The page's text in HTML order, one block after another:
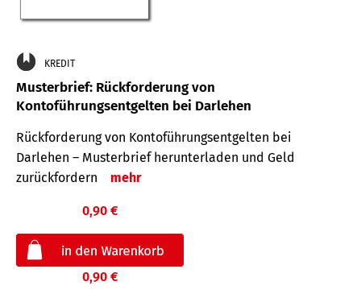
KREDIT
Musterbrief: Rückforderung von
Kontoführungsentgelten bei Darlehen
Rückforderung von Kontoführungsentgelten bei
Darlehen – Musterbrief herunterladen und Geld
zurückfordern
mehr
0,90 €
0,90 €